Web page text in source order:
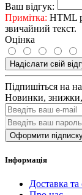
Ваш відгук:
Примітка: HTML
звичайний текст.
Оцінка
Надіслати свій
Підпишіться на
Новинки, знижки,
Оформити
Інформація
Доставка та